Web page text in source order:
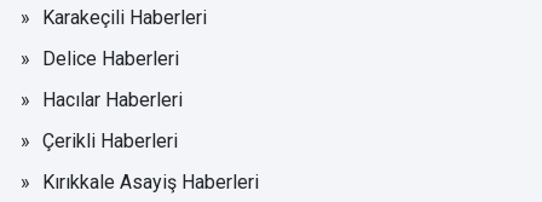
Karakeçili Haberleri
Delice Haberleri
Hacılar Haberleri
Çerikli Haberleri
Kırıkkale Asayiş Haberleri